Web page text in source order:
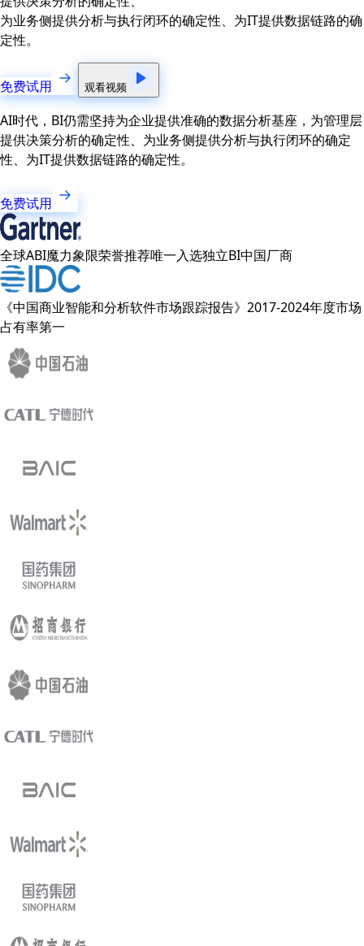
为业务侧提供分析与执行闭环的确定性、为IT提供数据链路的确
定性。
免费试用 观看视频
AI时代，BI仍需坚持为企业提供准确的数据分析基座，为管理层
提供决策分析的确定性、为业务侧提供分析与执行闭环的确定
性、为IT提供数据链路的确定性。
免费试用
全球ABI魔力象限荣誉推荐唯一入选独立BI中国厂商
《中国商业智能和分析软件市场跟踪报告》2017-2024年度市场
占有率第一